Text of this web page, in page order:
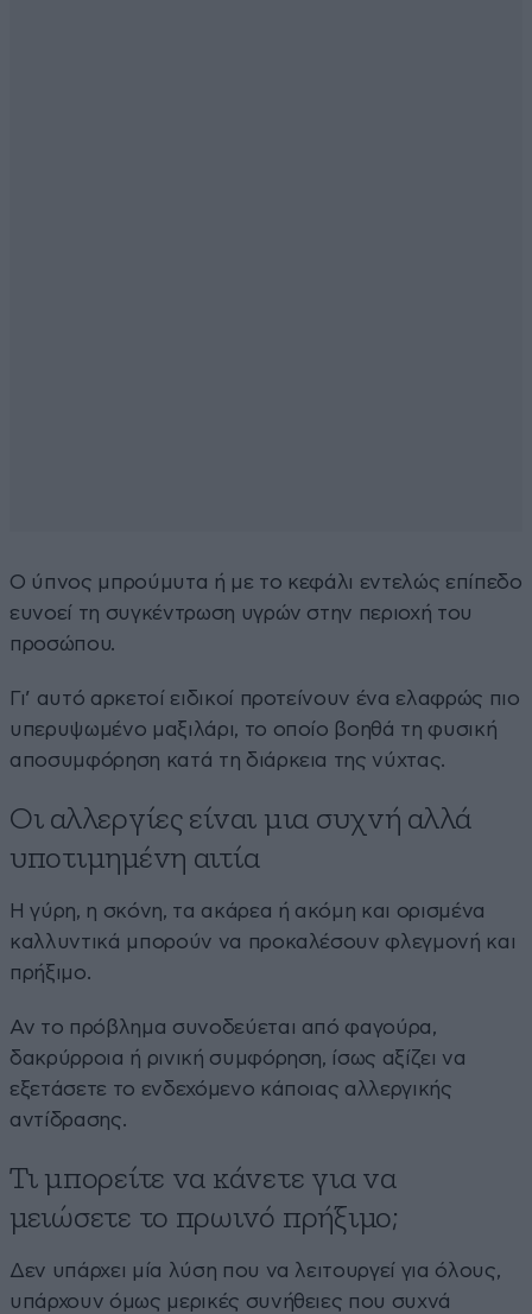
Ο ύπνος μπρούμυτα ή με το κεφάλι εντελώς επίπεδο
ευνοεί τη συγκέντρωση υγρών στην περιοχή του
προσώπου.
Γι’ αυτό αρκετοί ειδικοί προτείνουν ένα ελαφρώς πιο
υπερυψωμένο μαξιλάρι, το οποίο βοηθά τη φυσική
αποσυμφόρηση κατά τη διάρκεια της νύχτας.
Οι αλλεργίες είναι μια συχνή αλλά
υποτιμημένη αιτία
Η γύρη, η σκόνη, τα ακάρεα ή ακόμη και ορισμένα
καλλυντικά μπορούν να προκαλέσουν φλεγμονή και
πρήξιμο.
Αν το πρόβλημα συνοδεύεται από φαγούρα,
δακρύρροια ή ρινική συμφόρηση, ίσως αξίζει να
εξετάσετε το ενδεχόμενο κάποιας αλλεργικής
αντίδρασης.
Τι μπορείτε να κάνετε για να
μειώσετε το πρωινό πρήξιμο;
Δεν υπάρχει μία λύση που να λειτουργεί για όλους,
υπάρχουν όμως μερικές συνήθειες που συχνά